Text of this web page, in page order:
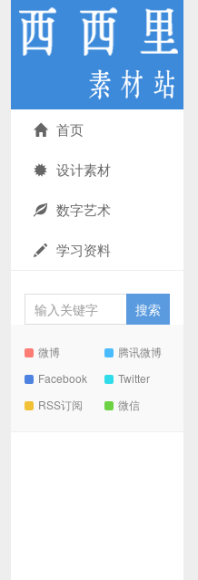
首页
设计素材
数字艺术
学习资料
微博
腾讯微博
Facebook
Twitter
RSS订阅
微信